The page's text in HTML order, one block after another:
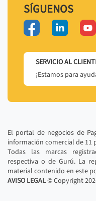
SÍGUENOS
SERVICIO AL
¡Estamos para
El portal de negocios de
información comercial de 11
Todas las marcas
respectiva o de Gurú. La
material contenido en este
AVISO LEGAL© Copyright